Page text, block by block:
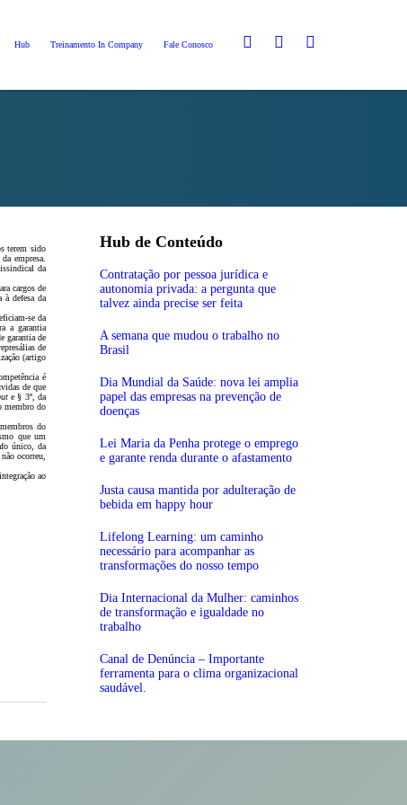
Hub Treinamento In Company Fale Conosco
terem sido
empresa.
da
cargos de
à defesa da
se da
a garantia
garantia de
de
(artigo
é
de que
e § 3º, da
membro do
do
que um
único, da
ocorreu,
ao
Hub de Conteúdo
Contratação por pessoa jurídica e
autonomia privada: a pergunta que
talvez ainda precise ser feita
A semana que mudou o trabalho no
Brasil
Dia Mundial da Saúde: nova lei amplia
papel das empresas na prevenção de
doenças
Lei Maria da Penha protege o emprego
e garante renda durante o afastamento
Justa causa mantida por adulteração de
bebida em happy hour
Lifelong Learning: um caminho
necessário para acompanhar as
transformações do nosso tempo
Dia Internacional da Mulher: caminhos
de transformação e igualdade no
trabalho
Canal de Denúncia – Importante
ferramenta para o clima organizacional
saudável.